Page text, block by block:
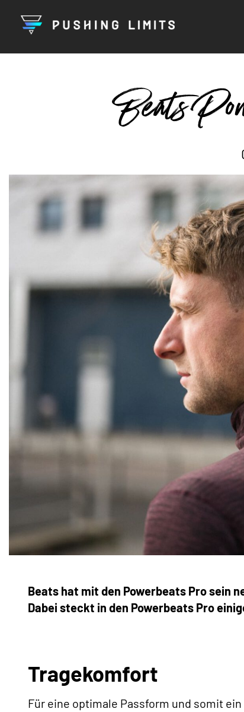
Beats
Beats hat mit den Powerbeats Pro sein
Dabei steckt in den Powerbeats Pro
Tragekomfort
Für eine optimale Passform und somit